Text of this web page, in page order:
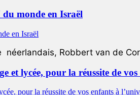
monde en Israël
néerlandais, Robbert van de
et lycée, pour la réussite de